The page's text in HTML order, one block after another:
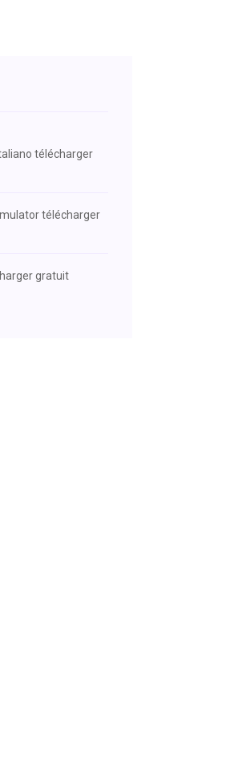
télécharger
télécharger
gratuit